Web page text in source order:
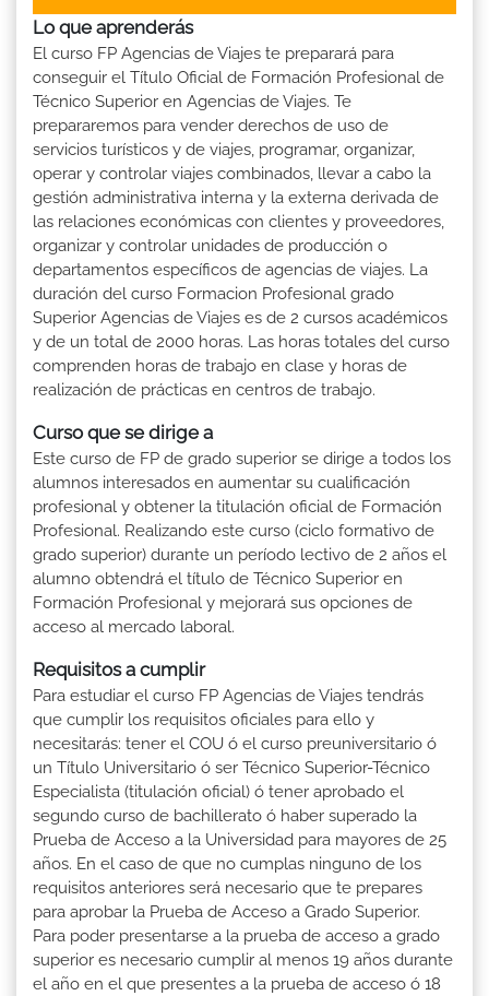
Lo que aprenderás
El curso FP Agencias de Viajes te preparará para
conseguir el Título Oficial de Formación Profesional de
Técnico Superior en Agencias de Viajes. Te
prepararemos para vender derechos de uso de
servicios turísticos y de viajes, programar, organizar,
operar y controlar viajes combinados, llevar a cabo la
gestión administrativa interna y la externa derivada de
las relaciones económicas con clientes y proveedores,
organizar y controlar unidades de producción o
departamentos específicos de agencias de viajes. La
duración del curso Formacion Profesional grado
Superior Agencias de Viajes es de 2 cursos académicos
y de un total de 2000 horas. Las horas totales del curso
comprenden horas de trabajo en clase y horas de
realización de prácticas en centros de trabajo.
Curso que se dirige a
Este curso de FP de grado superior se dirige a todos los
alumnos interesados en aumentar su cualificación
profesional y obtener la titulación oficial de Formación
Profesional. Realizando este curso (ciclo formativo de
grado superior) durante un período lectivo de 2 años el
alumno obtendrá el título de Técnico Superior en
Formación Profesional y mejorará sus opciones de
acceso al mercado laboral.
Requisitos a cumplir
Para estudiar el curso FP Agencias de Viajes tendrás
que cumplir los requisitos oficiales para ello y
necesitarás: tener el COU ó el curso preuniversitario ó
un Título Universitario ó ser Técnico Superior-Técnico
Especialista (titulación oficial) ó tener aprobado el
segundo curso de bachillerato ó haber superado la
Prueba de Acceso a la Universidad para mayores de 25
años. En el caso de que no cumplas ninguno de los
requisitos anteriores será necesario que te prepares
para aprobar la Prueba de Acceso a Grado Superior.
Para poder presentarse a la prueba de acceso a grado
superior es necesario cumplir al menos 19 años durante
el año en el que presentes a la prueba de acceso ó 18